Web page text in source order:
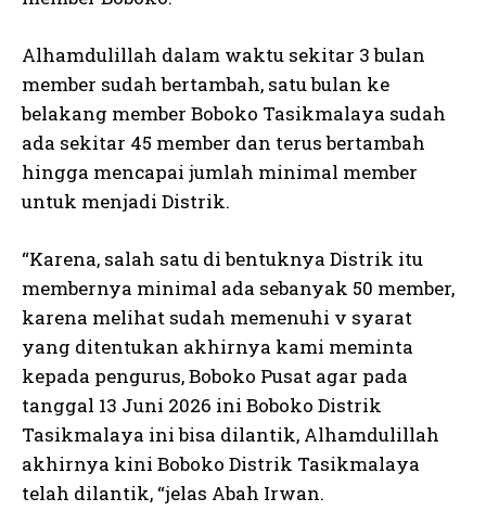
Alhamdulillah dalam waktu sekitar 3 bulan
member sudah bertambah, satu bulan ke
belakang member Boboko Tasikmalaya sudah
ada sekitar 45 member dan terus bertambah
hingga mencapai jumlah minimal member
untuk menjadi Distrik.
“Karena, salah satu di bentuknya Distrik itu
membernya minimal ada sebanyak 50 member,
karena melihat sudah memenuhi v syarat
yang ditentukan akhirnya kami meminta
kepada pengurus, Boboko Pusat agar pada
tanggal 13 Juni 2026 ini Boboko Distrik
Tasikmalaya ini bisa dilantik, Alhamdulillah
akhirnya kini Boboko Distrik Tasikmalaya
telah dilantik, “jelas Abah Irwan.